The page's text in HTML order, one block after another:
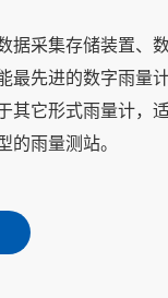
据采集存储装置、
最先进的数字雨量
其它形式雨量计，
的雨量测站。